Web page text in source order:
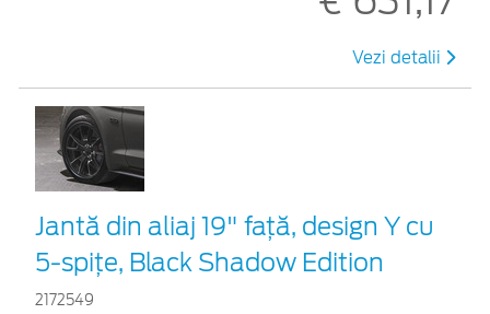
Vezi detalii
Jantă din aliaj 19" față, design Y cu
5-spițe, Black Shadow Edition
2172549